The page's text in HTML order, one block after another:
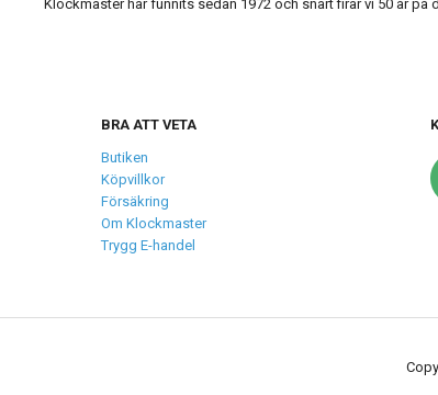
Klockmaster har funnits sedan 1972 och snart firar vi 50 år på
BRA ATT VETA
Butiken
Köpvillkor
Försäkring
Om Klockmaster
Trygg E-handel